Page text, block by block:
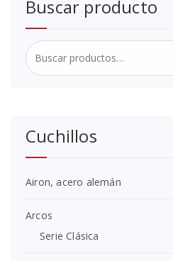
Buscar producto
Buscar
por:
Cuchillos
Airon, acero alemán
Arcos
Serie Clásica